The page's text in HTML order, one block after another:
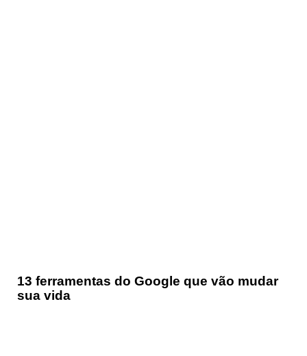
13 ferramentas do Google que vão mudar
sua vida